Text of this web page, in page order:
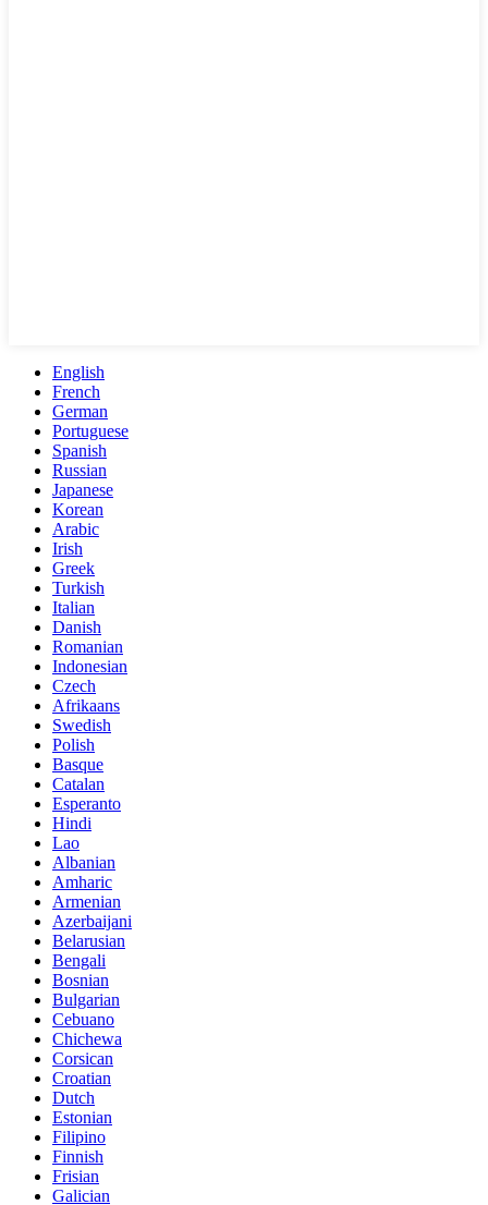
English
French
German
Portuguese
Spanish
Russian
Japanese
Korean
Arabic
Irish
Greek
Turkish
Italian
Danish
Romanian
Indonesian
Czech
Afrikaans
Swedish
Polish
Basque
Catalan
Esperanto
Hindi
Lao
Albanian
Amharic
Armenian
Azerbaijani
Belarusian
Bengali
Bosnian
Bulgarian
Cebuano
Chichewa
Corsican
Croatian
Dutch
Estonian
Filipino
Finnish
Frisian
Galician